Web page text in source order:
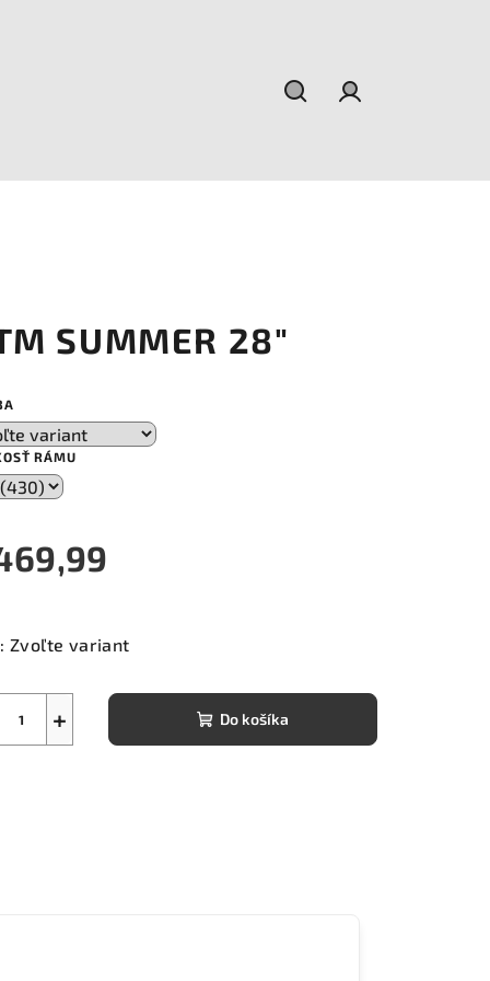
SUMMER 28"
RÁMU
Zvoľte variant
+ Do košíka